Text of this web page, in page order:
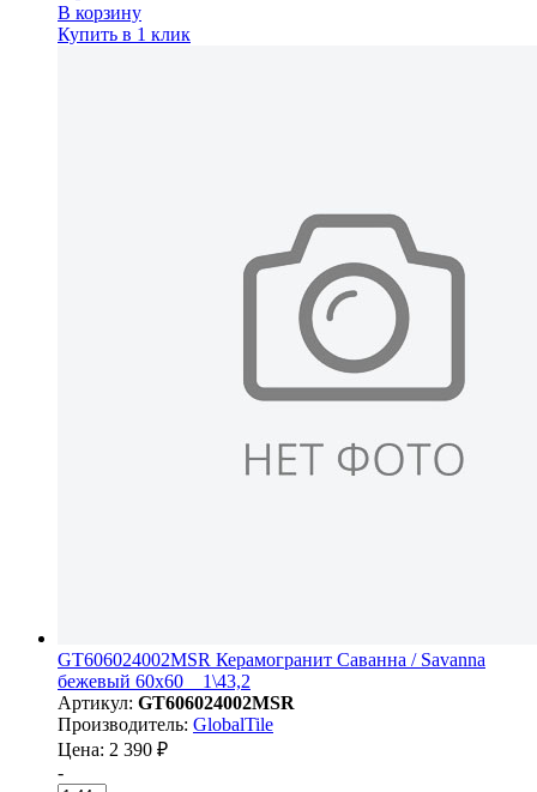
В корзину
Купить в 1 клик
GT606024002MSR Керамогранит Саванна / Savanna
бежевый 60x60 _ 1\43,2
Артикул: GT606024002MSR
Производитель: GlobalTile
Цена: 2 390 ₽
-